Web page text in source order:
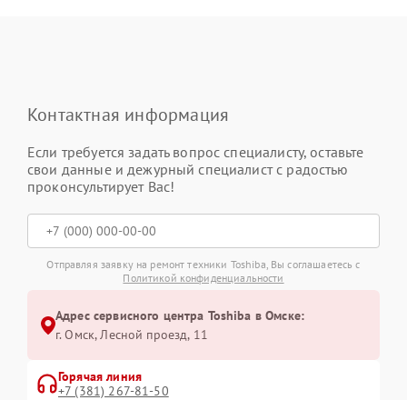
Контактная информация
Если требуется задать вопрос специалисту, оставьте
свои данные и дежурный специалист с радостью
проконсультирует Вас!
Отправляя заявку на ремонт техники Toshiba, Вы соглашаетесь с
Политикой конфиденциальности
Адрес сервисного центра Toshiba в Омске:
г. Омск, ​Лесной проезд, 11
Горячая линия
+7 (381) 267-81-50